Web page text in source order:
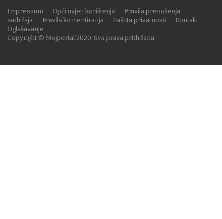
Copyright © Mojportal 2020. Sva prava pridržana.
Impressum Opći uvjeti korištenja
Pravila prenošenja
sadržaja
Pravila komentiranja Zaštita privatnosti
Kontakt
Oglašavanje